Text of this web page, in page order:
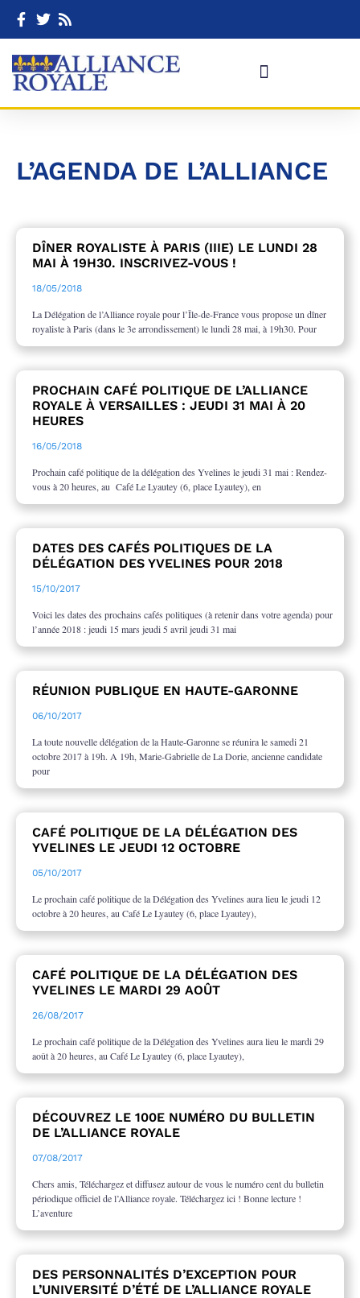
L’AGENDA DE L’ALLIANCE
DÎNER ROYALISTE À PARIS (IIIE) LE LUNDI 28
MAI À 19H30. INSCRIVEZ-VOUS !
18/05/2018
La Délégation de l’Alliance royale pour l’Île-de-France vous propose un dîner
royaliste à Paris (dans le 3e arrondissement) le lundi 28 mai, à 19h30. Pour
PROCHAIN CAFÉ POLITIQUE DE L’ALLIANCE
ROYALE À VERSAILLES : JEUDI 31 MAI À 20
HEURES
16/05/2018
Prochain café politique de la délégation des Yvelines le jeudi 31 mai : Rendez-
vous à 20 heures, au Café Le Lyautey (6, place Lyautey), en
DATES DES CAFÉS POLITIQUES DE LA
DÉLÉGATION DES YVELINES POUR 2018
15/10/2017
Voici les dates des prochains cafés politiques (à retenir dans votre agenda) pour
l’année 2018 : jeudi 15 mars jeudi 5 avril jeudi 31 mai
RÉUNION PUBLIQUE EN HAUTE-GARONNE
06/10/2017
La toute nouvelle délégation de la Haute-Garonne se réunira le samedi 21
octobre 2017 à 19h. A 19h, Marie-Gabrielle de La Dorie, ancienne candidate
pour
CAFÉ POLITIQUE DE LA DÉLÉGATION DES
YVELINES LE JEUDI 12 OCTOBRE
05/10/2017
Le prochain café politique de la Délégation des Yvelines aura lieu le jeudi 12
octobre à 20 heures, au Café Le Lyautey (6, place Lyautey),
CAFÉ POLITIQUE DE LA DÉLÉGATION DES
YVELINES LE MARDI 29 AOÛT
26/08/2017
Le prochain café politique de la Délégation des Yvelines aura lieu le mardi 29
août à 20 heures, au Café Le Lyautey (6, place Lyautey),
DÉCOUVREZ LE 100E NUMÉRO DU BULLETIN
DE L’ALLIANCE ROYALE
07/08/2017
Chers amis, Téléchargez et diffusez autour de vous le numéro cent du bulletin
périodique officiel de l’Alliance royale. Téléchargez ici ! Bonne lecture !
L’aventure
DES PERSONNALITÉS D’EXCEPTION POUR
L’UNIVERSITÉ D’ÉTÉ DE L’ALLIANCE ROYALE